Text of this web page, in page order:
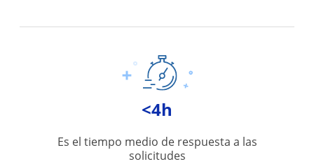
<4h
Es el tiempo medio de respuesta a las
solicitudes